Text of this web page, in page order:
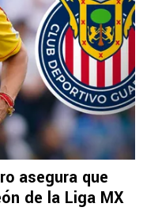
asegura que
de la Liga MX